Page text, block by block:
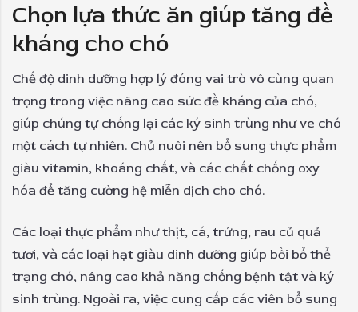
Chọn lựa thức ăn giúp tăng đề
kháng cho chó
Chế độ dinh dưỡng hợp lý đóng vai trò vô cùng quan
trọng trong việc nâng cao sức đề kháng của chó,
giúp chúng tự chống lại các ký sinh trùng như ve chó
một cách tự nhiên. Chủ nuôi nên bổ sung thực phẩm
giàu vitamin, khoáng chất, và các chất chống oxy
hóa để tăng cường hệ miễn dịch cho chó.
Các loại thực phẩm như thịt, cá, trứng, rau củ quả
tươi, và các loại hạt giàu dinh dưỡng giúp bồi bổ thể
trạng chó, nâng cao khả năng chống bệnh tật và ký
sinh trùng. Ngoài ra, việc cung cấp các viên bổ sung